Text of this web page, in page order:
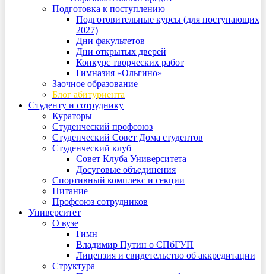
Подготовка к поступлению
Подготовительные курсы (для поступающих
2027)
Дни факультетов
Дни открытых дверей
Конкурс творческих работ
Гимназия «Ольгино»
Заочное образование
Блог абитуриента
Студенту и сотруднику
Кураторы
Студенческий профсоюз
Студенческий Совет Дома студентов
Студенческий клуб
Совет Клуба Университета
Досуговые объединения
Спортивный комплекс и секции
Питание
Профсоюз сотрудников
Университет
О вузе
Гимн
Владимир Путин о СПбГУП
Лицензия и свидетельство об аккредитации
Структура